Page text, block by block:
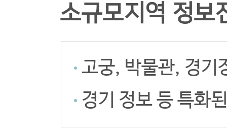
소규모지역 정보
고궁, 박물관, 경기
경기 정보 등 특화